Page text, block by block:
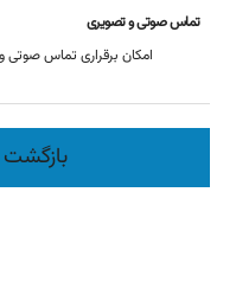
تماس صوتی و تصویری
امکان برقراری تماس صوتی